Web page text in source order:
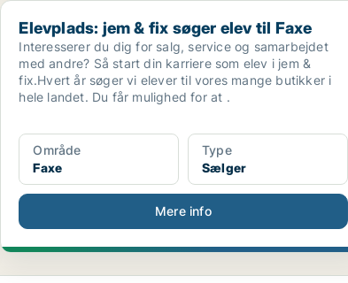
Elevplads: jem & fix søger elev til Faxe
Elevplads: jem & fix søger elev til Faxe
Interesserer du dig for salg, service og samarbejdet
med andre? Så start din karriere som elev i jem &
fix.Hvert år søger vi elever til vores mange butikker i
hele landet. Du får mulighed for at .
Område
Faxe
Type
Sælger
Mere info